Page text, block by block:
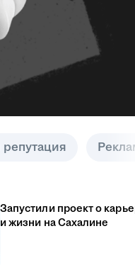
Запустили проект о
и жизни на Сахалине